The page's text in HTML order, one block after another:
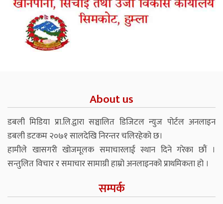
About us
डबली मिडिया प्रा.लि.द्वारा सञ्चालित डिजिटल न्युज पोर्टल अनलाइन
डबली डटकम २०७१ सालदेखि निरन्तर चलिरहेको छ।
हामीले खासगरी खोजमूलक समाचारलाई स्थान दिने गरेका छौं ।
सन्तुलित विचार र समाचार सामाग्री हाम्रो अनलाइनको प्राथमिकता हो ।
सम्पर्क